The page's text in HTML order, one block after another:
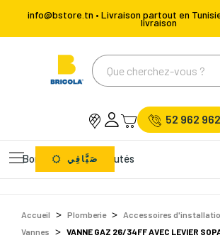
info@bstore.tn • Livraison partout en
livraison
52 962 962
Bons Plans Nouveautés
صَيَّافِي
Accueil Plomberie
Accessoires
Vannes
VANNE GAZ 26/34FF AVEC LEVIER